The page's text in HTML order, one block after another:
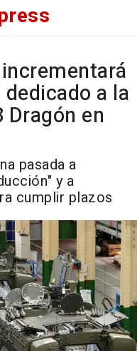
a la
en
pasada a
y a
cumplir plazos